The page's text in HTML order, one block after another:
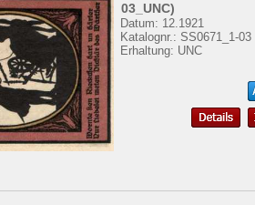
03_UNC)
Datum: 12.1921
Katalognr.: SS0671_1-03
Erhaltung: UNC